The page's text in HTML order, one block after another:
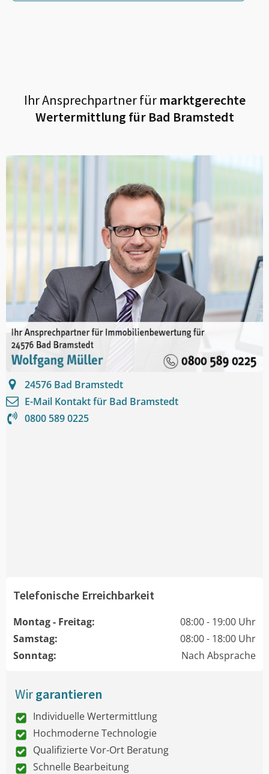
Ihr Ansprechpartner fürmarktgerechte
Wertermittlung für Bad Bramstedt
24576 Bad Bramstedt
E-Mail Kontakt für Bad Bramstedt
0800 589 0225
Telefonische Erreichbarkeit
Montag - Freitag:
08:00 - 19:00 Uhr
Samstag:
08:00 - 18:00 Uhr
Sonntag:
Nach Absprache
Wirgarantieren
Individuelle Wertermittlung
Hochmoderne Technologie
Qualifizierte Vor-Ort Beratung
Schnelle Bearbeitung